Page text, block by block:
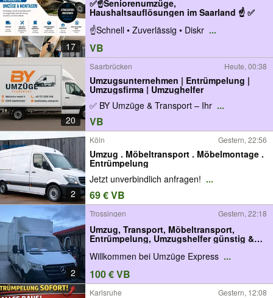
17
✅☝Seniorenumzüge,
Haushaltsauflösungen im Saarland ☝ ✅
☝Schnell • Zuverlässig • Diskr ...
VB
20
Saarbrücken Heute, 00:38
Umzugsunternehmen | Entrümpelung |
Umzugsfirma | Umzughelfer
✅ BY Umzüge & Transport – Ihr ...
VB
2
Köln Gestern, 22:56
Umzug . Möbeltransport . Möbelmontage .
Entrümpelung
Jetzt unverbindlich anfragen! ...
69 € VB
2
Trossingen Gestern, 22:18
Umzug, Transport, Möbeltransport,
Entrümpelung, Umzugshelfer günstig &
schnell
Willkommen bei Umzüge Express ...
100 € VB
Karlsruhe Gestern, 12:08